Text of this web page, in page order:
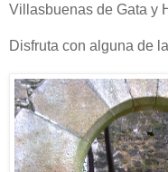
Villasbuenas de Gata y
Disfruta con alguna de